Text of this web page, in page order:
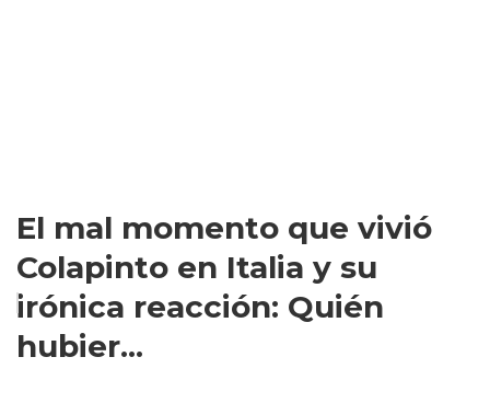
El mal momento que vivió
Colapinto en Italia y su
irónica reacción: Quién
hubier...